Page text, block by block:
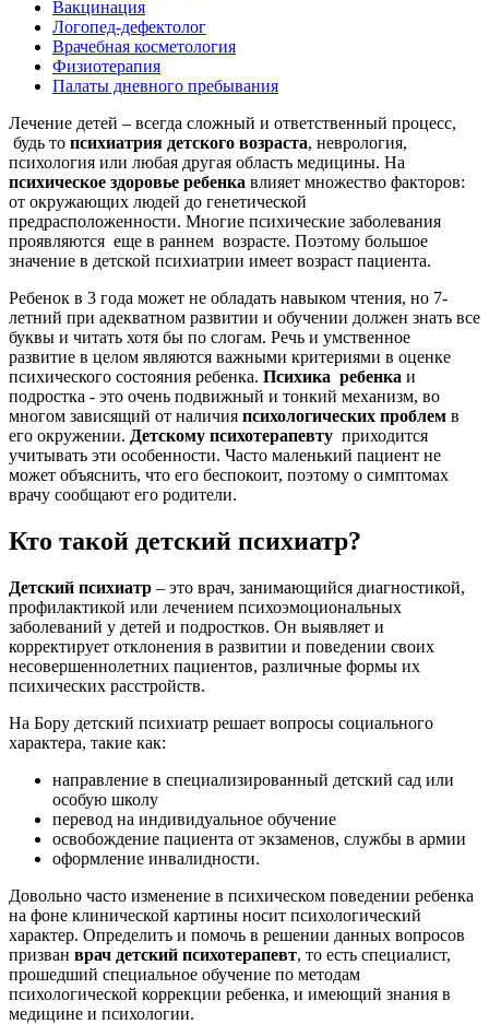
Вакцинация
Логопед-дефектолог
Врачебная косметология
Физиотерапия
Палаты дневного пребывания
Лечение детей – всегда сложный и ответственный процесс,
будь то психиатрия детского возраста, неврология,
психология или любая другая область медицины. На
психическое здоровье ребенка влияет множество факторов:
от окружающих людей до генетической
предрасположенности. Многие психические заболевания
проявляются еще в раннем возрасте. Поэтому большое
значение в детской психиатрии имеет возраст пациента.
Ребенок в 3 года может не обладать навыком чтения, но 7-
летний при адекватном развитии и обучении должен знать все
буквы и читать хотя бы по слогам. Речь и умственное
развитие в целом являются важными критериями в оценке
психического состояния ребенка. Психика ребенка и
подростка - это очень подвижный и тонкий механизм, во
многом зависящий от наличия психологических проблем в
его окружении. Детскому психотерапевту приходится
учитывать эти особенности. Часто маленький пациент не
может объяснить, что его беспокоит, поэтому о симптомах
врачу сообщают его родители.
Кто такой детский психиатр?
Детский психиатр – это врач, занимающийся диагностикой,
профилактикой или лечением психоэмоциональных
заболеваний у детей и подростков. Он выявляет и
корректирует отклонения в развитии и поведении своих
несовершеннолетних пациентов, различные формы их
психических расстройств.
На Бору детский психиатр решает вопросы социального
характера, такие как:
направление в специализированный детский сад или
особую школу
перевод на индивидуальное обучение
освобождение пациента от экзаменов, службы в армии
оформление инвалидности.
Довольно часто изменение в психическом поведении ребенка
на фоне клинической картины носит психологический
характер. Определить и помочь в решении данных вопросов
призван врач детский психотерапевт, то есть специалист,
прошедший специальное обучение по методам
психологической коррекции ребенка, и имеющий знания в
медицине и психологии.